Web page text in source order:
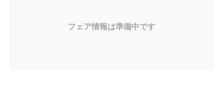
フェア情報は準備中です